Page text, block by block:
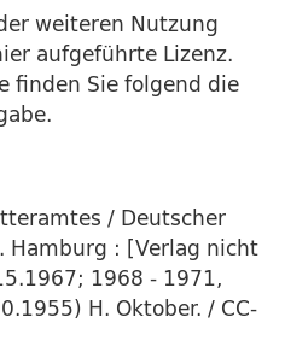
weiteren Nutzung
aufgeführte Lizenz.
finden Sie folgend die
/ Deutscher
: [Verlag nicht
1968 - 1971,
H. Oktober. / CC-